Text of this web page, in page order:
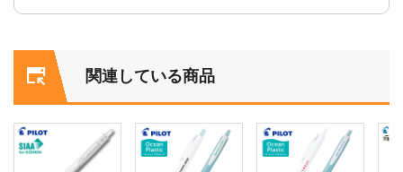
関連している商品